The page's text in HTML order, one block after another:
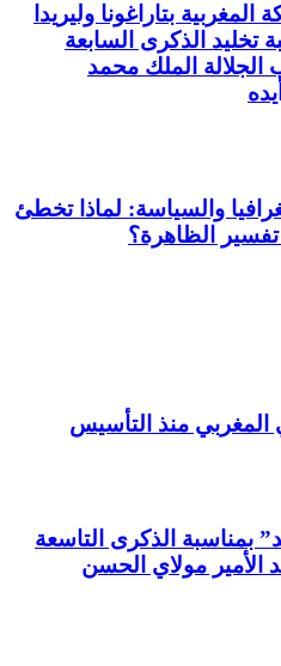
المغربية بتاراغونا وليريدا
تخليد الذكرى السابعة
الملك محمد
والسياسة: لماذا تخطئ
الظاهرة؟
المغربي منذ التأسيس
بمناسبة الذكرى التاسعة
الأمير مولاي الحسن